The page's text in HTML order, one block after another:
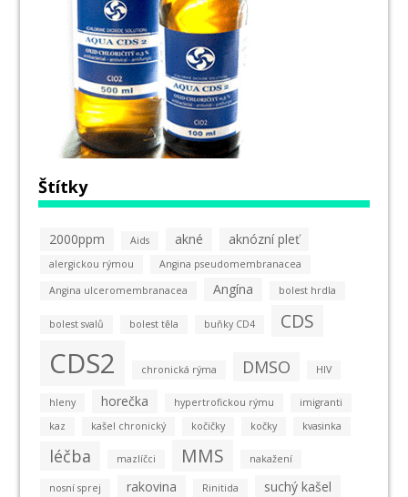
Štítky
2000ppm Aids akné aknózní pleť
alergickou rýmou Angina pseudomembranacea
Angina ulceromembranacea Angína bolest hrdla
bolest svalů bolest těla buňky CD4 CDS
CDS2 chronická rýma DMSO HIV
hleny horečka hypertrofickou rýmu
imigranti
kaz
kašel chronický kočičky kočky kvasinka
léčba mazlíčci MMS nakažení
nosní sprej rakovina Rinitida
suchý kašel